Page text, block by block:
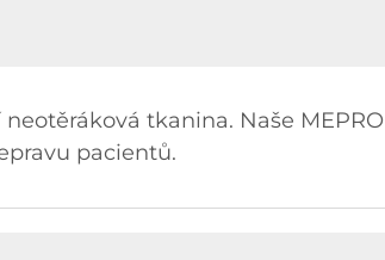
tkanina. Naše MEPRO
pacientů.